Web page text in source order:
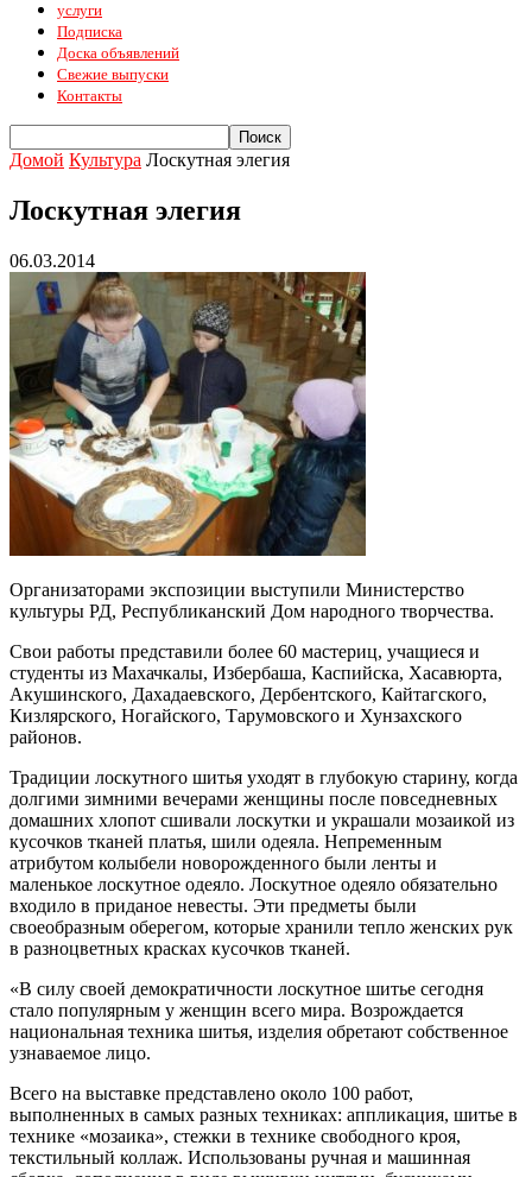
услуги
Подписка
Доска объявлений
Свежие выпуски
Контакты
Домой Культура Лоскутная элегия
Лоскутная элегия
06.03.2014
Организаторами экспозиции выступили Министерство
культуры РД, Республиканский Дом народного творчества.
Свои работы представили более 60 мастериц, учащиеся и
студенты из Махачкалы, Избербаша, Каспийска, Хасавюрта,
Акушинского, Дахадаевского, Дербентского, Кайтагского,
Кизлярского, Ногайского, Тарумовского и Хунзахского
районов.
Традиции лоскутного шитья уходят в глубокую старину, когда
долгими зимними вечерами женщины после повседневных
домашних хлопот сшивали лоскутки и украшали мозаикой из
кусочков тканей платья, шили одеяла. Непременным
атрибутом колыбели новорожденного были ленты и
маленькое лоскутное одеяло. Лоскутное одеяло обязательно
входило в приданое невесты. Эти предметы были
своеобразным оберегом, которые хранили тепло женских рук
в разноцветных красках кусочков тканей.
«В силу своей демократичности лоскутное шитье сегодня
стало популярным у женщин всего мира. Возрождается
национальная техника шитья, изделия обретают собственное
узнаваемое лицо.
Всего на выставке представлено около 100 работ,
выполненных в самых разных техниках: аппликация, шитье в
технике «мозаика», стежки в технике свободного кроя,
текстильный коллаж. Использованы ручная и машинная